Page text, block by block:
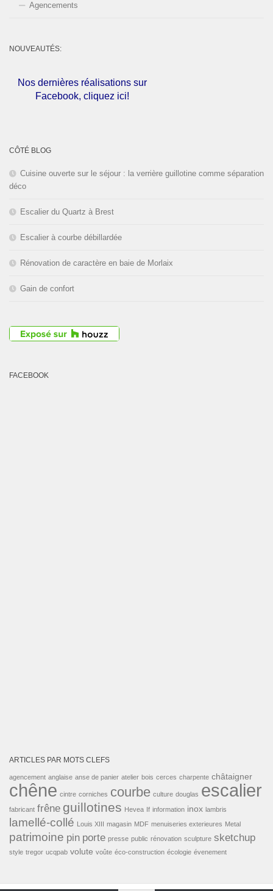
Agencements
NOUVEAUTÉS:
Nos dernières réalisations sur
Facebook, cliquez ici!
congés d'été du
CÔTÉ BLOG
Cuisine ouverte sur le séjour : la verrière guillotine comme séparation
déco
Escalier du Quartz à Brest
Escalier à courbe débillardée
Rénovation de caractère en baie de Morlaix
Gain de confort
FACEBOOK
ARTICLES PAR MOTS CLEFS
agencement anglaise anse de panier atelier bois cerces charpente châtaigner
chêne cintre corniches courbe culture douglas escalier
fabricant frêne guillotines Hevea If information inox lambris
lamellé-collé Louis XIII magasin MDF menuiseries exterieures Metal
patrimoine pin porte presse public rénovation sculpture sketchup
style tregor ucqpab volute voûte éco-construction écologie évenement